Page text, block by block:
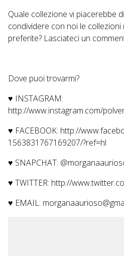
Quale collezione vi piacerebbe
condividere con noi le
preferite? Lasciateci un
Dove puoi trovarmi?
♥ INSTAGRAM:
http://www.instagram.com/
♥ FACEBOOK: http://
1563831767169207/?ref=hl
♥ SNAPCHAT:
♥ TWITTER: http://
♥ EMAIL: